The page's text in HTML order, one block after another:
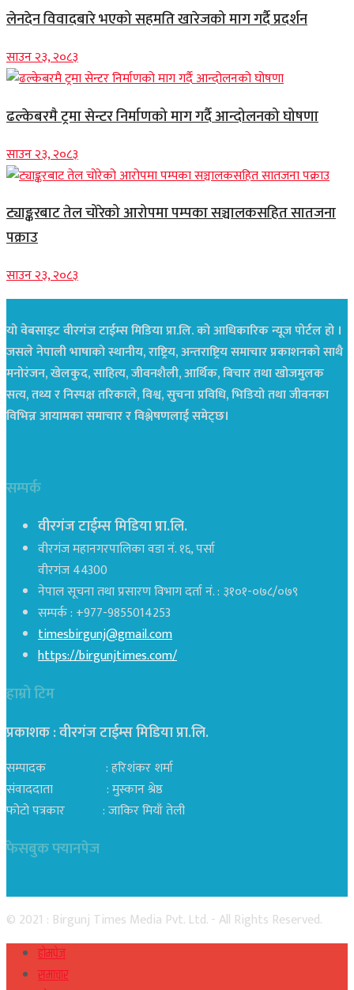
लेनदेन विवादबारे भएको सहमति खारेजको माग गर्दै प्रदर्शन
साउन २३, २०८३
ढल्केबरमै ट्रमा सेन्टर निर्माणको माग गर्दै आन्दोलनको घोषणा
साउन २३, २०८३
ट्याङ्करबाट तेल चोरेको आरोपमा पम्पका सञ्चालकसहित सातजना
पक्राउ
साउन २३, २०८३
यो वेबसाइट वीरगंज टाईम्स मिडिया प्रा.लि. को आधिकारिक न्यूज पोर्टल हो ।
जसले नेपाली भाषाको स्थानीय, राष्ट्रिय, अन्तराष्ट्रिय समाचार प्रकाशनको साथै
मनोरंजन, खेलकुद, साहित्य, जीवनशैली, आर्थिक, बिचार तथा खोजमुलक
सत्य, तथ्य र निस्पक्ष तरिकाले, विश्व, सुचना प्रविधि, भिडियो तथा जीवनका
विभिन्न आयामका समाचार र विश्लेषणलाई समेट्छ।
सम्पर्क
वीरगंज टाईम्स मिडिया प्रा.लि.
वीरगंज महानगरपालिका वडा नं. १६, पर्सा
वीरगंज 44300
नेपाल सूचना तथा प्रसारण विभाग दर्ता नं. : ३१०१-०७८/०७९
सम्पर्क : +977-9855014253
timesbirgunj@gmail.com
https://birgunjtimes.com/
हाम्रो टिम
प्रकाशक : वीरगंज टाईम्स मिडिया प्रा‍.लि.
सम्पादक : हरिशंकर शर्मा
संवाददाता : मुस्कान श्रेष्ठ
फोटो पत्रकार : जाकिर मियाँ तेली
फेसबुक फ्यानपेज
© 2021 : Birgunj Times Media Pvt. Ltd. - All Rights Reserved.
होमपेज
समाचार